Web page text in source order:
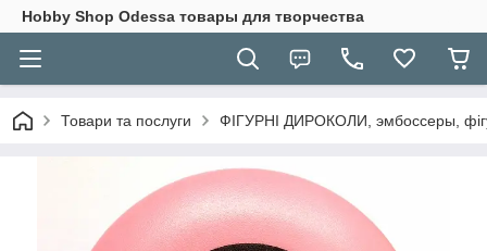
Hobbу Shop Odessa товары для творчества
Товари та послуги ФІГУРНІ ДИРОКОЛИ, эмбоссеры,